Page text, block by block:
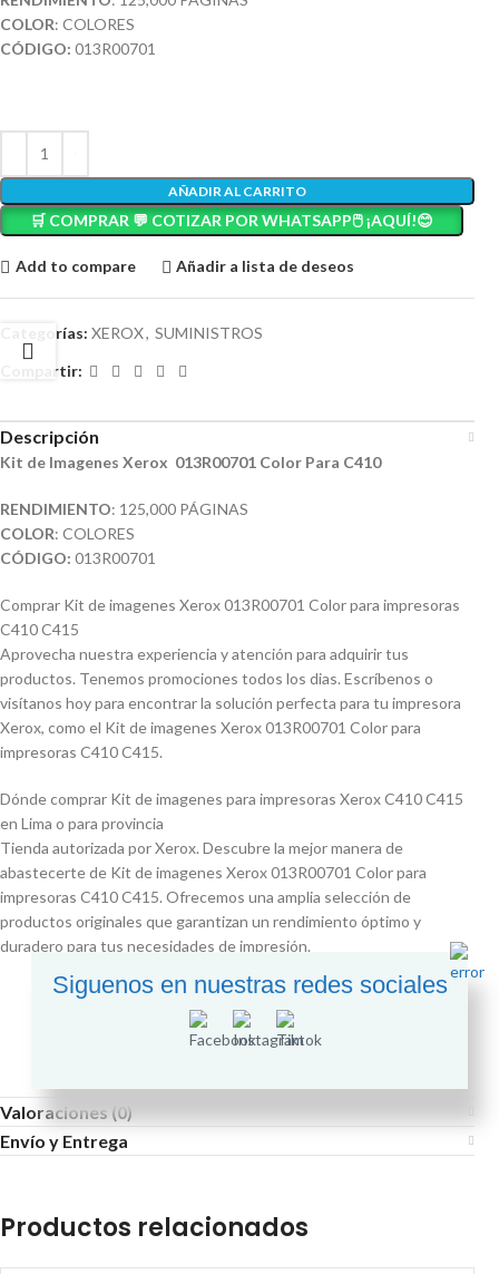
COLOR: COLORES
CÓDIGO: 013R00701
AÑADIR AL CARRITO
🛒 COMPRAR 💬 COTIZAR POR WHATSAPP🖱️ ¡AQUÍ!😊
Add to compare Añadir a lista de deseos
Categorías: XEROX, SUMINISTROS
Compartir:
Descripción
Kit de Imagenes Xerox 013R00701 Color Para C410
RENDIMIENTO: 125,000 PÁGINAS
COLOR: COLORES
CÓDIGO: 013R00701
Comprar Kit de imagenes Xerox 013R00701 Color para impresoras
C410 C415
Aprovecha nuestra experiencia y atención para adquirir tus
productos. Tenemos promociones todos los dias. Escríbenos o
visítanos hoy para encontrar la solución perfecta para tu impresora
Xerox, como el Kit de imagenes Xerox 013R00701 Color para
impresoras C410 C415.
Dónde comprar Kit de imagenes para impresoras Xerox C410 C415
en Lima o para provincia
Tienda autorizada por Xerox. Descubre la mejor manera de
abastecerte de Kit de imagenes Xerox 013R00701 Color para
impresoras C410 C415. Ofrecemos una amplia selección de
productos originales que garantizan un rendimiento óptimo y
duradero para tus necesidades de impresión.
Valoraciones (0)
Envío y Entrega
Productos relacionados
Siguenos en nuestras redes sociales